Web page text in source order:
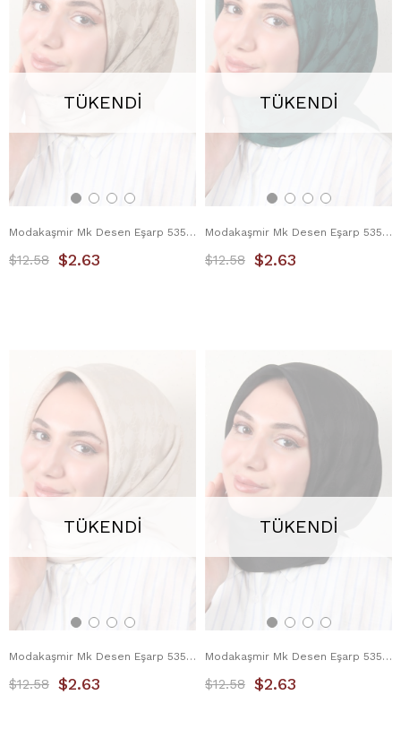
TÜKENDI
Modakaşmir Mk Desen Eşarp 5354-14 Antik Bej
$2.63
$12.58
TÜKENDI
Modakaşmir Mk Desen Eşarp 5354-15 Zümrüt
$2.63
$12.58
TÜKENDI
Modakaşmir Mk Desen Eşarp 5354-16 Kemik
$2.63
$12.58
TÜKENDI
Modakaşmir Mk Desen Eşarp 5354-17 Siyah
$2.63
$12.58